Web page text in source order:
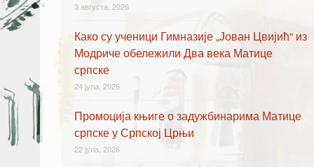
3 августа, 2026
Како су ученици Гимназије „Јован Цвијић“ из
Модриче обележили Два века Матице
српске
24 јула, 2026
Промоција књиге о задужбинарима Матице
српске у Српској Црњи
22 јула, 2026